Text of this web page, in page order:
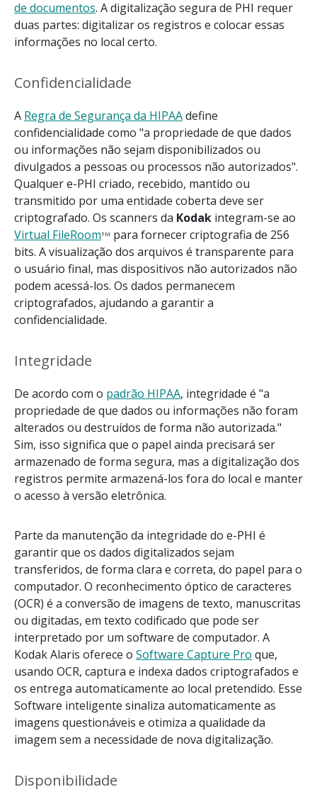
de documentos. A digitalização segura de PHI requer
duas partes: digitalizar os registros e colocar essas
informações no local certo.
Confidencialidade
A Regra de Segurança da HIPAAdefine
confidencialidade como "a propriedade de que dados
ou informações não sejam disponibilizados ou
divulgados a pessoas ou processos não autorizados".
Qualquer e-PHI criado, recebido, mantido ou
transmitido por uma entidade coberta deve ser
criptografado. Os scanners da Kodak integram-se ao
Virtual FileRoomTM para fornecer criptografia de 256
bits. A visualização dos arquivos é transparente para
o usuário final, mas dispositivos não autorizados não
podem acessá-los. Os dados permanecem
criptografados, ajudando a garantir a
confidencialidade.
Integridade
De acordo com o padrão HIPAA, integridade é "a
propriedade de que dados ou informações não foram
alterados ou destruídos de forma não autorizada."
Sim, isso significa que o papel ainda precisará ser
armazenado de forma segura, mas a digitalização dos
registros permite armazená-los fora do local e manter
o acesso à versão eletrônica.
Parte da manutenção da integridade do e-PHI é
garantir que os dados digitalizados sejam
transferidos, de forma clara e correta, do papel para o
computador. O reconhecimento óptico de caracteres
(OCR) é a conversão de imagens de texto, manuscritas
ou digitadas, em texto codificado que pode ser
interpretado por um software de computador. A
Kodak Alaris oferece o Software Capture Pro que,
usando OCR, captura e indexa dados criptografados e
os entrega automaticamente ao local pretendido. Esse
Software inteligente sinaliza automaticamente as
imagens questionáveis e otimiza a qualidade da
imagem sem a necessidade de nova digitalização.
Disponibilidade